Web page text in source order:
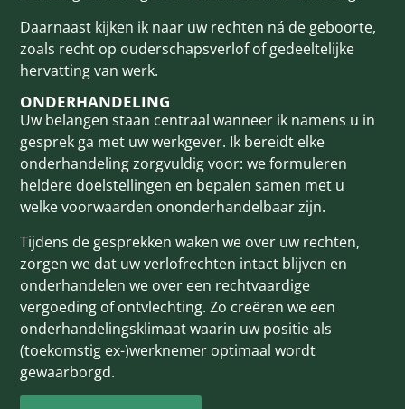
Daarnaast kijken ik naar uw rechten ná de geboorte,
zoals recht op ouderschapsverlof of gedeeltelijke
hervatting van werk.
ONDERHANDELING
Uw belangen staan centraal wanneer ik namens u in
gesprek ga met uw werkgever. Ik bereidt elke
onderhandeling zorgvuldig voor: we formuleren
heldere doelstellingen en bepalen samen met u
welke voorwaarden ononderhandelbaar zijn.
Tijdens de gesprekken waken we over uw rechten,
zorgen we dat uw verlofrechten intact blijven en
onderhandelen we over een rechtvaardige
vergoeding of ontvlechting. Zo creëren we een
onderhandelingsklimaat waarin uw positie als
(toekomstig ex-)werknemer optimaal wordt
gewaarborgd.